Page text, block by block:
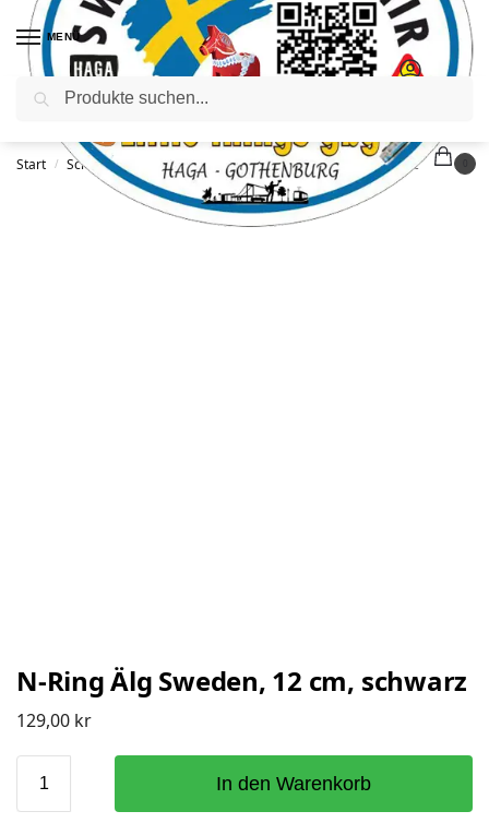
MENÜ
Start / Schlüsselanhänger / N-Ring Älg Sweden, 12 cm, schwarz
N-Ring Älg Sweden, 12 cm, schwarz
129,00 kr
In den Warenkorb